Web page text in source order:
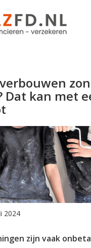
Dat kan met
2024
zijn vaak